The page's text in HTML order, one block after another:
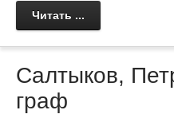
Читать ...
Салтыков,
граф